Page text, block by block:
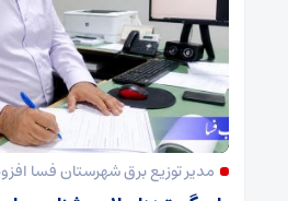
مدیر توزیع برق شهرستان فسا